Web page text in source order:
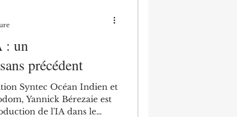
: un
précédent
Syntec Océan Indien et
Yannick Bérezaie est
de l'IA dans le